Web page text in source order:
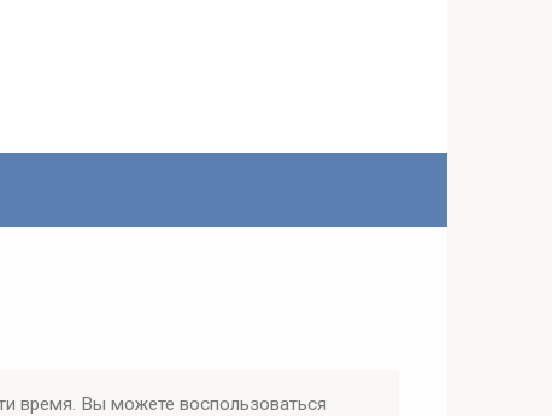
время. Вы можете воспользоваться